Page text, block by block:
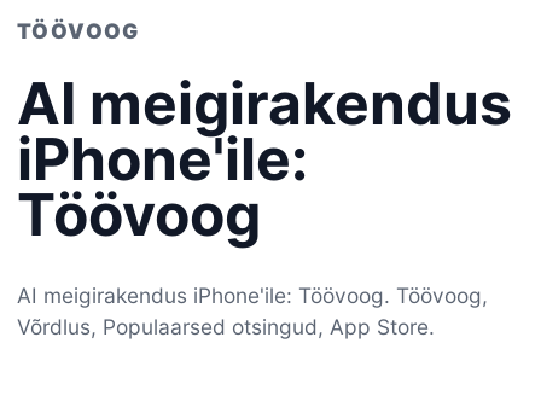
TÖÖVOOG
AI meigirakendus
iPhone'ile:
Töövoog
AI meigirakendus iPhone'ile: Töövoog. Töövoog,
Võrdlus, Populaarsed otsingud, App Store.